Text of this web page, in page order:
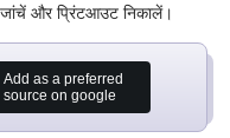
और प्रिंटआउट निकालें।
Add as a preferred
source on google